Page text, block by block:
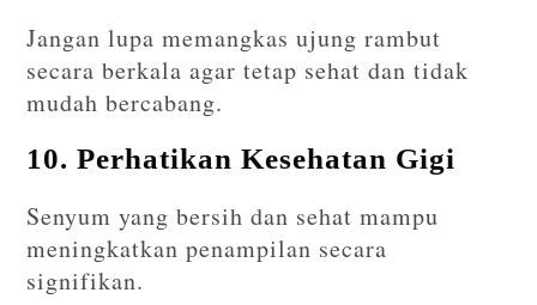
Jangan lupa memangkas ujung rambut
secara berkala agar tetap sehat dan tidak
mudah bercabang.
10. Perhatikan Kesehatan Gigi
Senyum yang bersih dan sehat mampu
meningkatkan penampilan secara
signifikan.